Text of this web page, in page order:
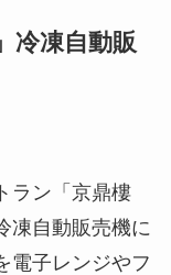
冷凍自動販
ラン「京鼎樓
凍自動販売機に
電子レンジやフ